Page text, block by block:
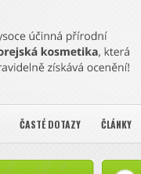
ČASTÉ DOTAZY ČLÁNKY